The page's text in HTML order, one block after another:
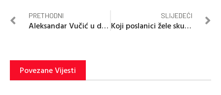
PRETHODNI
Aleksandar Vučić u dvodnevnoj posjeti BiH
SLIJEDEĆI
Koji poslanici žele skupštinsku fotelju da zamijene (grado)načelničkom?
Povezane Vijesti